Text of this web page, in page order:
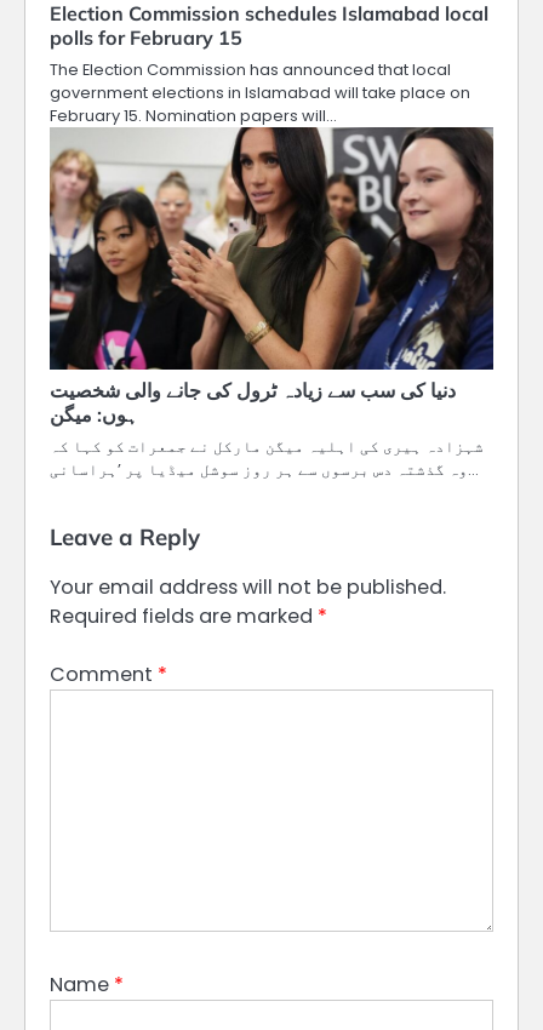
Election Commission schedules Islamabad local
polls for February 15
The Election Commission has announced that local
government elections in Islamabad will take place on
February 15. Nomination papers will…
دنیا کی سب سے زیادہ ٹرول کی جانے والی شخصیت
ہوں: میگن
شہزادہ ہیری کی اہلیہ میگن مارکل نے جمعرات کو کہا کہ
وہ گذشتہ دس برسوں سے ہر روز سوشل میڈیا پر ’ہراسانی…
Leave a Reply
Your email address will not be published.
Required fields are marked *
Comment *
Name *